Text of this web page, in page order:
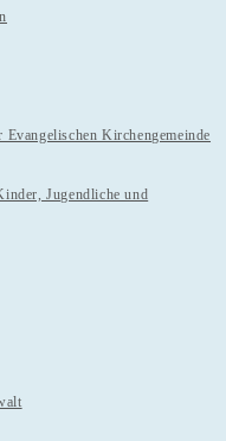
Evangelischen Kirchengemeinde
Jugendliche und